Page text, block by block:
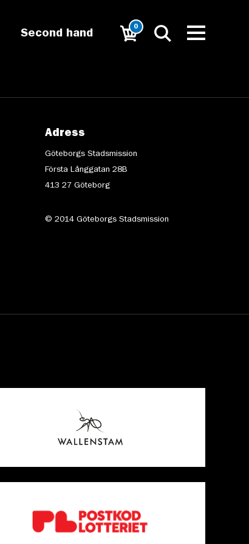
Second hand
0
Adress
Göteborgs Stadsmission
Första Långgatan 28B
413 27 Göteborg
© 2014 Göteborgs Stadsmission